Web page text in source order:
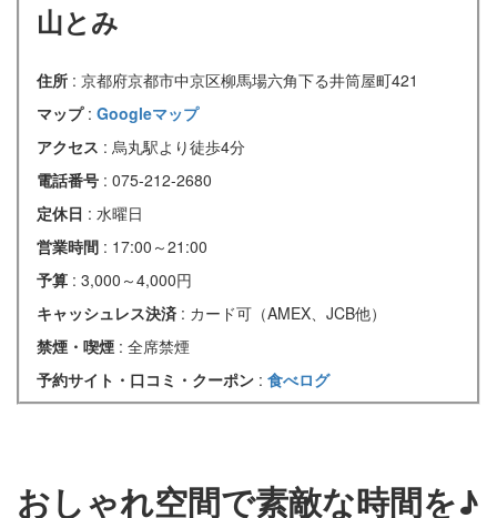
山とみ
住所 : 京都府京都市中京区柳馬場六角下る井筒屋町421
マップ : Googleマップ
アクセス : 烏丸駅より徒歩4分
電話番号 : 075-212-2680
定休日 : 水曜日
営業時間 : 17:00～21:00
予算 : 3,000～4,000円
キャッシュレス決済 : カード可（AMEX、JCB他）
禁煙・喫煙 : 全席禁煙
予約サイト・口コミ・クーポン : 食べログ
おしゃれ空間で素敵な時間を♪